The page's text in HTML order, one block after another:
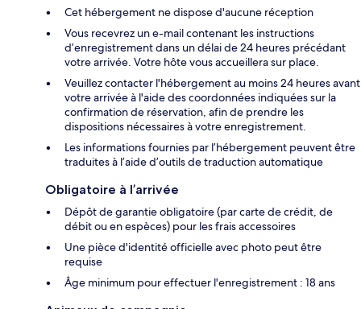
Cet hébergement ne dispose d'aucune réception
Vous recevrez un e-mail contenant les instructions
d’enregistrement dans un délai de 24 heures précédant
votre arrivée. Votre hôte vous accueillera sur place.
Veuillez contacter l'hébergement au moins 24 heures avant
votre arrivée à l'aide des coordonnées indiquées sur la
confirmation de réservation, afin de prendre les
dispositions nécessaires à votre enregistrement.
Les informations fournies par l’hébergement peuvent être
traduites à l’aide d’outils de traduction automatique
Obligatoire à l’arrivée
Dépôt de garantie obligatoire (par carte de crédit, de
débit ou en espèces) pour les frais accessoires
Une pièce d'identité officielle avec photo peut être
requise
Âge minimum pour effectuer l'enregistrement : 18 ans